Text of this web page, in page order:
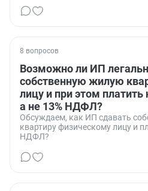
8 вопросов
Возможно ли ИП
собственную жилую
лицу и при этом платить
а не 13% НДФЛ?
Обсуждаем, как ИП сдавать
квартиру физическому лицу и
НДФЛ?